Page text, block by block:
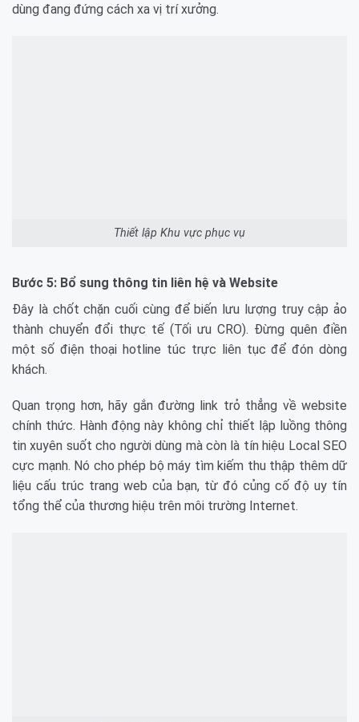
dùng đang đứng cách xa vị trí xưởng.
Thiết lập Khu vực phục vụ
Bước 5: Bổ sung thông tin liên hệ và Website
Đây là chốt chặn cuối cùng để biến lưu lượng truy cập ảo
thành chuyển đổi thực tế (Tối ưu CRO). Đừng quên điền
một số điện thoại hotline túc trực liên tục để đón dòng
khách.
Quan trọng hơn, hãy gắn đường link trỏ thẳng về website
chính thức. Hành động này không chỉ thiết lập luồng thông
tin xuyên suốt cho người dùng mà còn là tín hiệu Local SEO
cực mạnh. Nó cho phép bộ máy tìm kiếm thu thập thêm dữ
liệu cấu trúc trang web của bạn, từ đó củng cố độ uy tín
tổng thể của thương hiệu trên môi trường Internet.